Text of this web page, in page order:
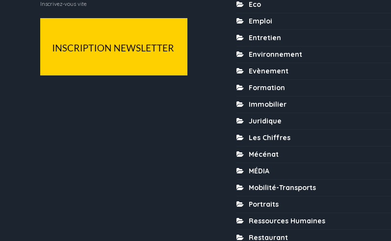
Inscrivez-vous vite
Eco
Emploi
Entretien
Environnement
Evènement
Formation
Immobilier
Juridique
Les Chiffres
Mécénat
MÉDIA
Mobilité-Transports
Portraits
Ressources Humaines
Restaurant